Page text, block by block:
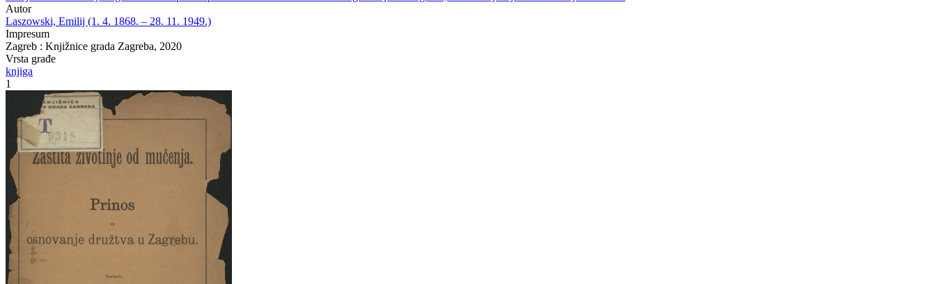
Autor
Laszowski, Emilij (1. 4. 1868. – 28. 11. 1949.)
Impresum
Zagreb : Knjižnice grada Zagreba, 2020
Vrsta građe
knjiga
1